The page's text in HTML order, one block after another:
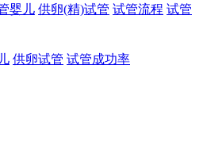
婴儿 供卵(精)试管 试管流程 试管
供卵试管 试管成功率